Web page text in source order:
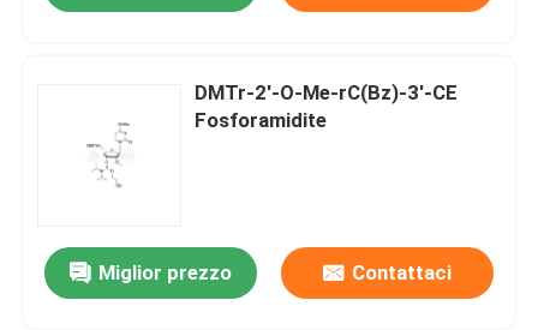
DMTr-2'-O-Me-rC(Bz)-3'-CE
Fosforamidite
Miglior prezzo Contattaci